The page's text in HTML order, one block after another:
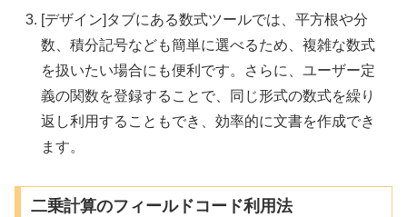
[デザイン]タブにある数式ツールでは、平方根や分
数、積分記号なども簡単に選べるため、複雑な数式
を扱いたい場合にも便利です。さらに、ユーザー定
義の関数を登録することで、同じ形式の数式を繰り
返し利用することもでき、効率的に文書を作成でき
ます。
二乗計算のフィールドコード利用法